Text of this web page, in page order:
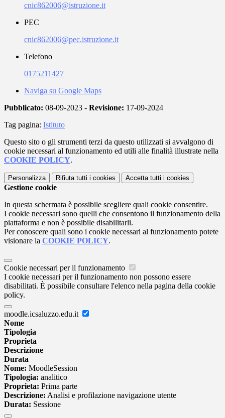
cnic862006@istruzione.it
PEC
cnic862006@pec.istruzione.it
Telefono
0175211427
Naviga su Google Maps
Pubblicato: 08-09-2023 - Revisione: 17-09-2024
Tag pagina: Istituto
Questo sito o gli strumenti terzi da questo utilizzati si avvalgono di
cookie necessari al funzionamento ed utili alle finalità illustrate nella
COOKIE POLICY.
Personalizza Rifiuta tutti i cookies Accetta tutti i cookies
Gestione cookie
In questa schermata è possibile scegliere quali cookie consentire.
I cookie necessari sono quelli che consentono il funzionamento della
piattaforma e non è possibile disabilitarli.
Per conoscere quali sono i cookie necessari al funzionamento potete
visionare la COOKIE POLICY.
Cookie necessari per il funzionamento
I cookie necessari per il funzionamento non possono essere
disabilitati. È possibile consultare l'elenco nella pagina della cookie
policy.
moodle.icsaluzzo.edu.it
Nome
Tipologia
Proprieta
Descrizione
Durata
Nome: MoodleSession
Tipologia: analitico
Proprieta: Prima parte
Descrizione: Analisi e profilazione navigazione utente
Durata: Sessione